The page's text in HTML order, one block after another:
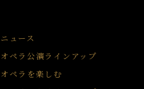
ニュース
オペラ公演ラインアップ
オペラを楽しむ